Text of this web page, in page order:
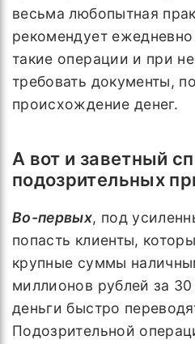
весьма любопытная
рекомендует
такие операции и при
требовать документы,
происхождение денег.
А вот и заветный
подозрительных
Во-первых, под
попасть клиенты,
крупные суммы
миллионов рублей за
деньги быстро
Подозрительной